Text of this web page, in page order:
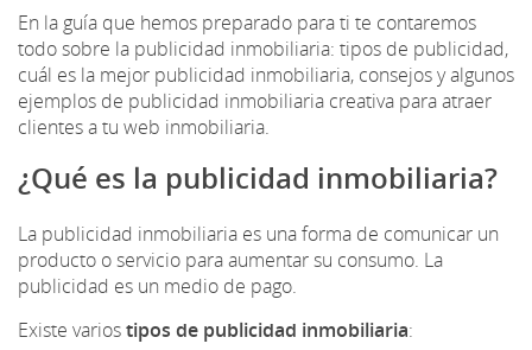
En la guía que hemos preparado para ti te contaremos
todo sobre la publicidad inmobiliaria: tipos de publicidad,
cuál es la mejor publicidad inmobiliaria, consejos y algunos
ejemplos de publicidad inmobiliaria creativa para atraer
clientes a tu web inmobiliaria.
¿Qué es la publicidad inmobiliaria?
La publicidad inmobiliaria es una forma de comunicar un
producto o servicio para aumentar su consumo. La
publicidad es un medio de pago.
Existe variostipos de publicidad inmobiliaria: